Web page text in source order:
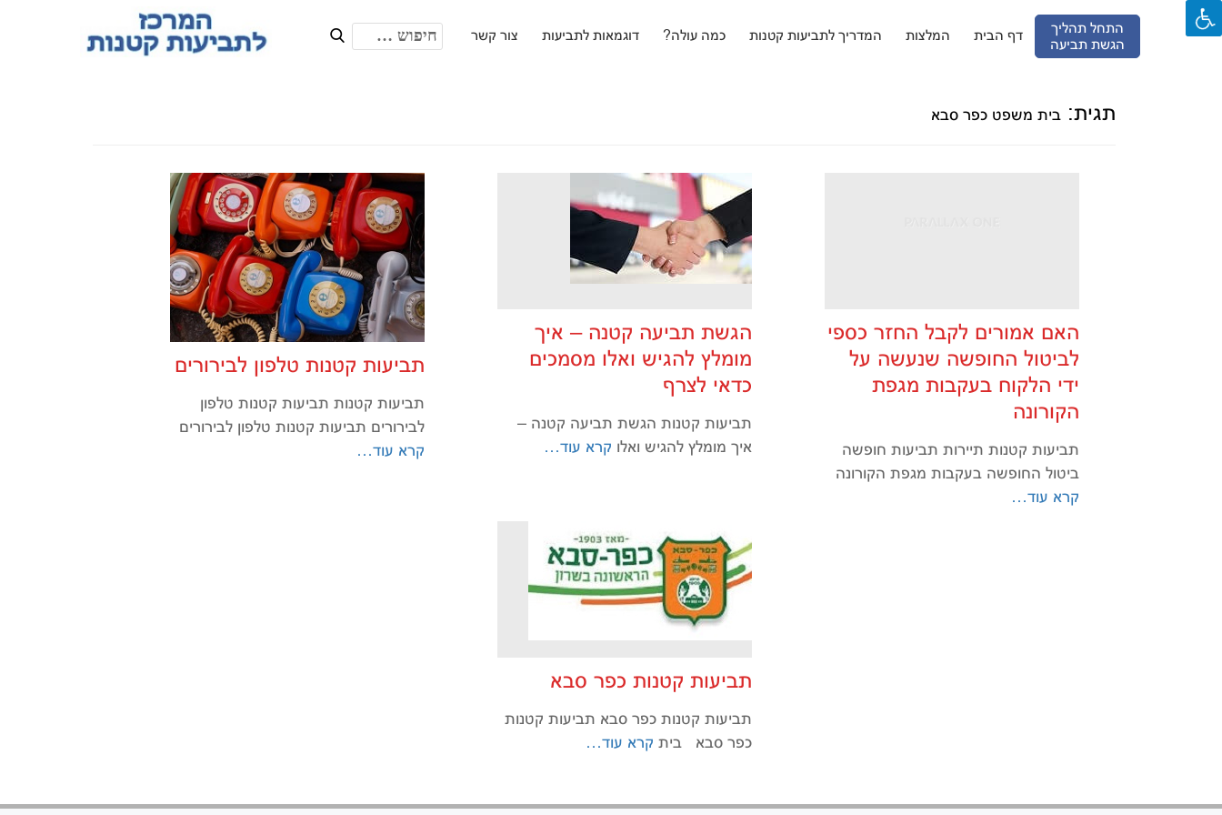
התחל תהליך
הגשת תביעה דף הבית המלצות המדריך לתביעות קטנות כמה עולה? דוגמאות לתביעות צור קשר חיפוש:
תגית: בית משפט כפר סבא
האם אמורים לקבל החזר כספי
לביטול החופשה שנעשה על
ידי הלקוח בעקבות מגפת
הקורונה
תביעות קטנות תיירות תביעות חופשה
ביטול החופשה בעקבות מגפת הקורונה
קרא עוד…
הגשת תביעה קטנה – איך
מומלץ להגיש ואלו מסמכים
כדאי לצרף
תביעות קטנות הגשת תביעה קטנה –
איך מומלץ להגיש ואלו קרא עוד…
תביעות קטנות טלפון לבירורים
תביעות קטנות תביעות קטנות טלפון
לבירורים תביעות קטנות טלפון לבירורים
קרא עוד…
תביעות קטנות כפר סבא
תביעות קטנות כפר סבא תביעות קטנות
כפר סבא בית קרא עוד…